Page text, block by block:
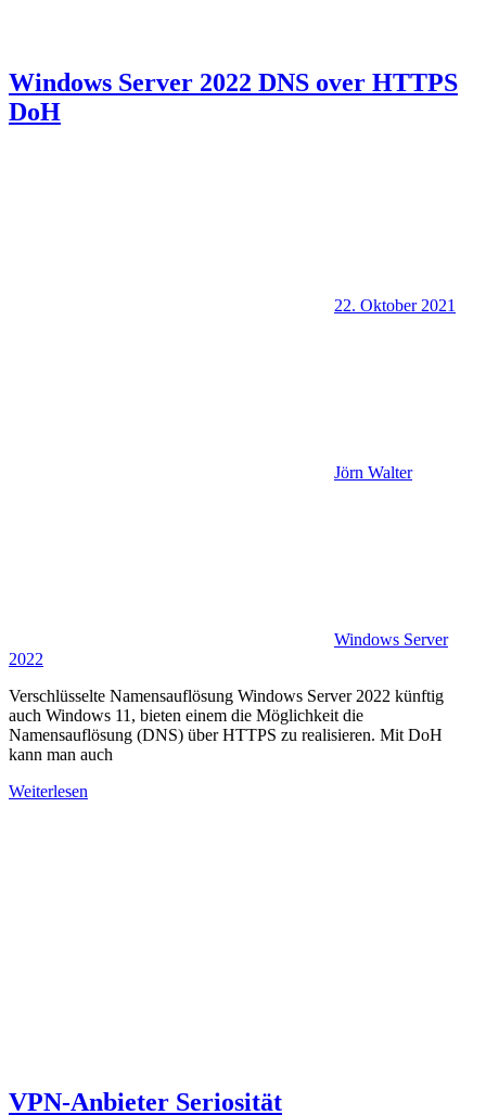
Windows Server 2022 DNS over HTTPS
DoH
22. Oktober 2021
Jörn Walter
Windows Server
2022
Verschlüsselte Namensauflösung Windows Server 2022 künftig
auch Windows 11, bieten einem die Möglichkeit die
Namensauflösung (DNS) über HTTPS zu realisieren. Mit DoH
kann man auch
Weiterlesen
VPN-Anbieter Seriosität